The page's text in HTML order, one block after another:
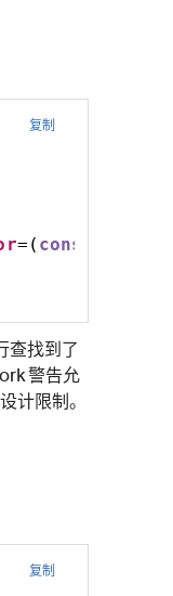
复制
=( const
查找到了
警告允
计限制。
复制